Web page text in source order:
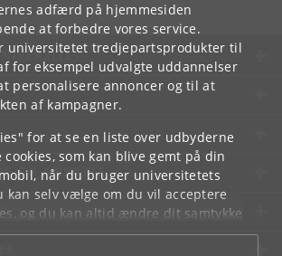
adfærd på hjemmesiden
at forbedre vores service.
universitetet tredjepartsprodukter til
for eksempel udvalgte uddannelser
personalisere annoncer og til at
af kampagner.
for at se en liste over udbyderne
som kan blive gemt på din
når du bruger universitetets
kan selv vælge om du vil acceptere
og du kan altid ændre dit samtykke
privatlivspolitiksom du finder i
OG ANSATTE